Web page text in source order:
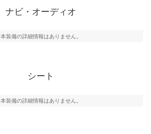
ナビ・オーディオ
本装備の詳細情報はありません。
シート
本装備の詳細情報はありません。